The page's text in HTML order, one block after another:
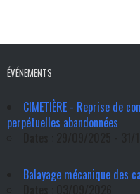
ÉVÉNEMENTS
CIMETIÈRE - Reprise de
perpétuelles abandonnées
Balayage mécanique des